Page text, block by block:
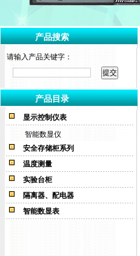
产品搜索
请输入产品关键字：
产品目录
显示控制仪表
智能数显仪
安全存储柜系列
温度测量
实验台柜
隔离器、配电器
智能数显表